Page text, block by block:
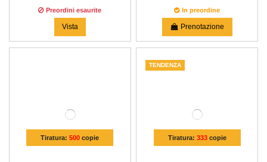
Preordini esaurite
Vista
In preordine
Prenotazione
Tiratura:500 copie Tiratura: 333copie
TENDENZA